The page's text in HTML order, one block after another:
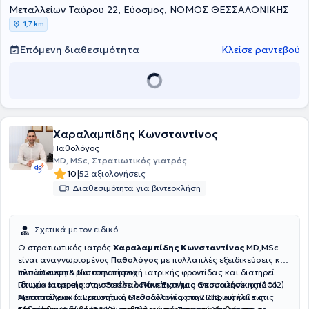
εργαζόμενος σε ιδιωτική κλινική της πόλης. Στο ιδιωτικό του ιατρείο
παρέχει υπηρεσίες πρωτοβάθμιας φροντίδας υγείας και στον ίδιο
χώρο συστεγάζεται και λειτουργεί και αιματολογικό ιατρείο.
Μεταλλείων Ταύρου 22, Εύοσμος, ΝΟΜΟΣ ΘΕΣΣΑΛΟΝΙΚΗΣ
1,7 km
Επόμενη διαθεσιμότητα Κλείσε ραντεβού
Χαραλαμπίδης Κωνσταντίνος
Παθολόγος
MD, MSc, Στρατιωτικός γιατρός
10|52 αξιολογήσεις
Διαθεσιμότητα για βιντεοκλήση
Σχετικά με τον ειδικό
Ο στρατιωτικός ιατρός Χαραλαμπίδης Κωνσταντίνος MD,MSc
είναι αναγνωρισμένος Παθολόγος με πολλαπλές εξειδικεύσεις και
πλούσια εμπειρία στην παροχή ιατρικής φροντίδας και διατηρεί
ιδιωτικό ιατρείο στην Θεσσαλονίκη.Έχοντας αποφοιτήσει από το
Αριστοτέλειο Πανεπιστήμιο Θεσσαλονίκης το 2012, εισήλθε στις
Εκπαίδευση & Πιστοποιήσεις
Πτυχίο Ιατρικής:Αριστοτέλειο Πανεπιστήμιο Θεσσαλονίκης (2012)
Μεταπτυχιακό:Ερευνητική Μεθοδολογία στην Ιατρική και τις